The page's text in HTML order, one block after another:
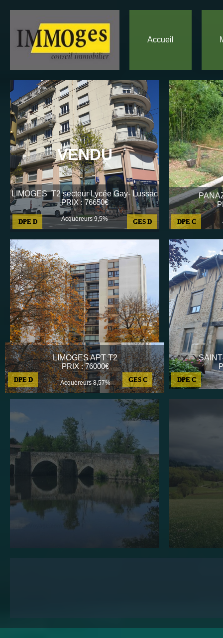
Accueil
VENDU
LIMOGES T2 secteur Lycée Gay- Lussac
PRIX : 76650€
Acquéreurs 9,5%
DPE D GES D DPE C
LIMOGES APT T2
PRIX : 76000€
Acquéreurs 8,57%
DPE D GES C DPE C